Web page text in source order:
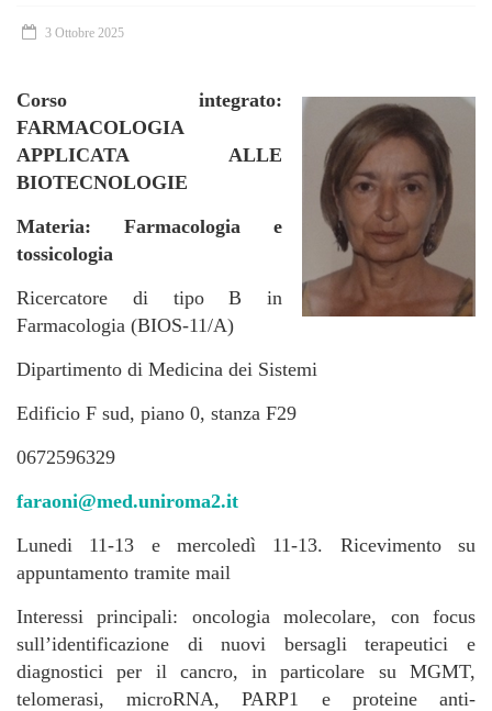
3 Ottobre 2025
Corso integrato:
FARMACOLOGIA
APPLICATA ALLE
BIOTECNOLOGIE
Materia: Farmacologia e
tossicologia
Ricercatore di tipo B in
Farmacologia (BIOS-11/A)
Dipartimento di Medicina dei Sistemi
Edificio F sud, piano 0, stanza F29
0672596329
faraoni@med.uniroma2.it
Lunedi 11-13 e mercoledì 11-13. Ricevimento su
appuntamento tramite mail
Interessi principali: oncologia molecolare, con focus
sull’identificazione di nuovi bersagli terapeutici e
diagnostici per il cancro, in particolare su MGMT,
telomerasi, microRNA, PARP1 e proteine anti-